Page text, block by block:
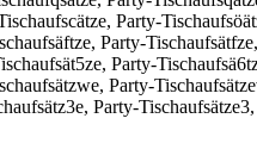
Party-
Party-
Party-
Party-
Party-